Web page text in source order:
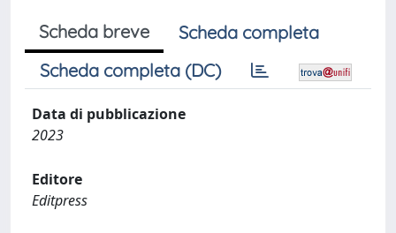
Scheda breve
Scheda completa
Scheda completa (DC)
Data di pubblicazione
2023
Editore
Editpress